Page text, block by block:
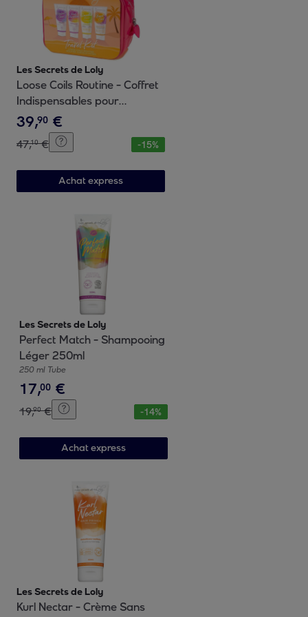
Les Secrets de Loly
Loose Coils Routine - Coffret
Indispensables pour
Cheveux Frisés 4x100ml
39,90 €
47,10 € -15%
Achat express
Les Secrets de Loly
Perfect Match - Shampooing
Léger 250ml
250 ml Tube
17,00 €
19,90 € -14%
Achat express
Les Secrets de Loly
Kurl Nectar - Crème Sans